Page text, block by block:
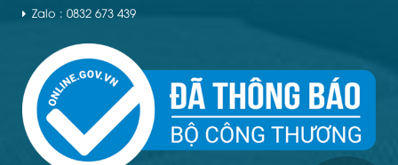
Zalo : 0832 673 439